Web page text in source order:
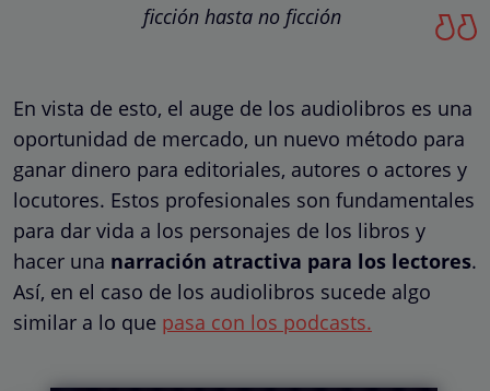
ficción hasta no ficción
En vista de esto, el auge de los audiolibros es una
oportunidad de mercado, un nuevo método para
ganar dinero para editoriales, autores o actores y
locutores. Estos profesionales son fundamentales
para dar vida a los personajes de los libros y
hacer una narración atractiva para los lectores.
Así, en el caso de los audiolibros sucede algo
similar a lo que pasa con los podcasts.